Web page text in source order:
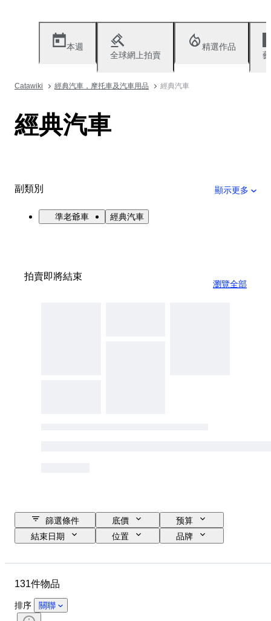
本週
全球網上拍賣
精選作品
Catawiki 經典汽車，摩托車及汽車用品 經典汽車
經典汽車
副類別 顯示更多
準老爺車 經典汽車
拍賣即將結束
瀏覽全部
篩選條件 底價
预算
結束日期
位置
品牌
傳動系統
狀態 （機械）
狀態（內部）
131件物品
排序 關聯